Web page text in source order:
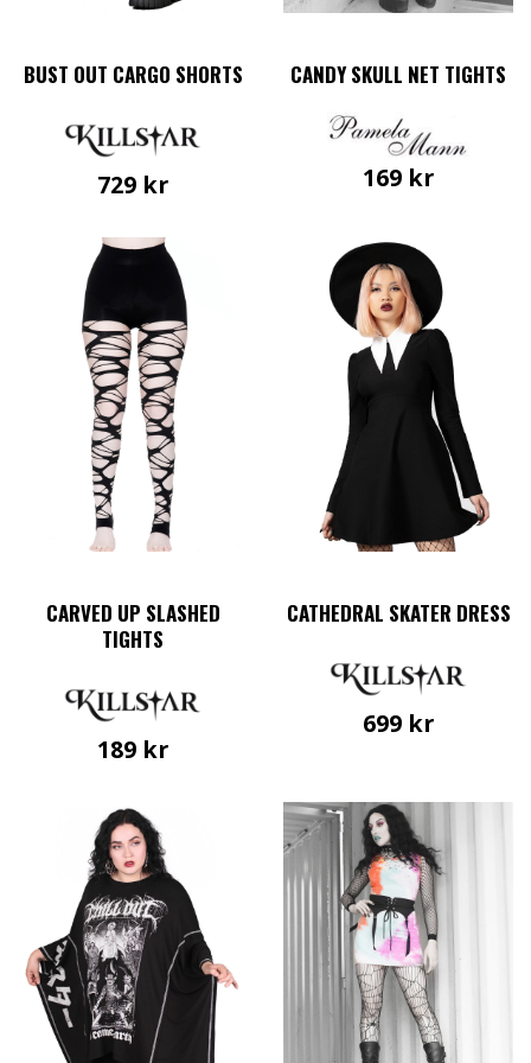
BUST OUT CARGO SHORTS
729 kr
här
produkten
varianter.
De
olika
alternativen
kan
väljas
produktsidan
CANDY SKULL NET TIGHTS
169 kr
produkten
har
flera
varianter.
De
alternativen
produktsidan
CARVED UP SLASHED
TIGHTS
189 kr
CATHEDRAL SKATER DRESS
699 kr
produkten
har
flera
varianter.
De
olika
alternativen
kan
väljas
på
produktsidan